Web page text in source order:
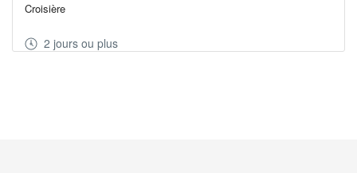
Croisière
2 jours ou plus